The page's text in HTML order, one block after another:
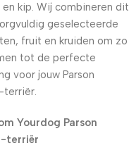
kip. Wij combineren dit
geselecteerde
fruit en kruiden om zo
tot de perfecte
voor jouw Parson
terriër.
Yourdog Parson
terriër